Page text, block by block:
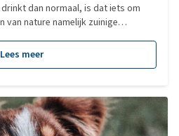
dan normaal, is dat iets om
van nature namelijk zuinige
In deze blog wordt
zorgelijk is, welke oorzaken
Lees meer